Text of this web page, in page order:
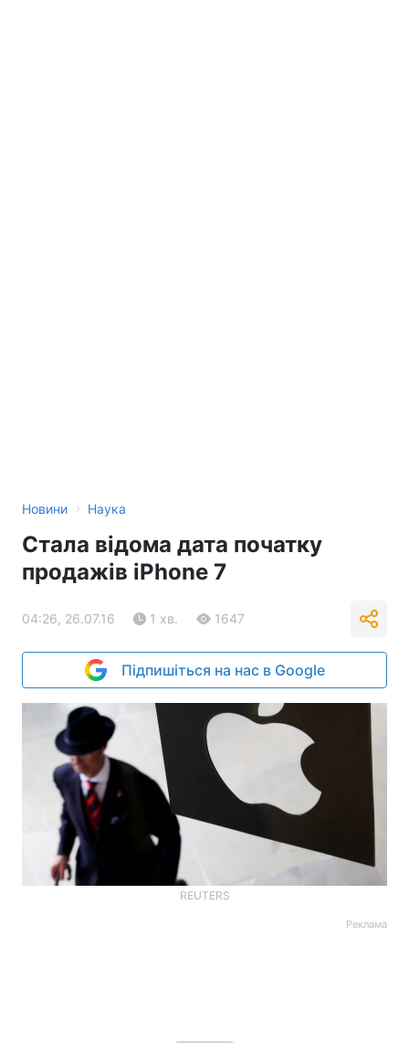
Новини › Наука
Стала відома дата початку
продажів iPhone 7
04:26, 26.07.16 1 хв. 1647
Підпишіться на нас в Google
REUTERS
Реклама